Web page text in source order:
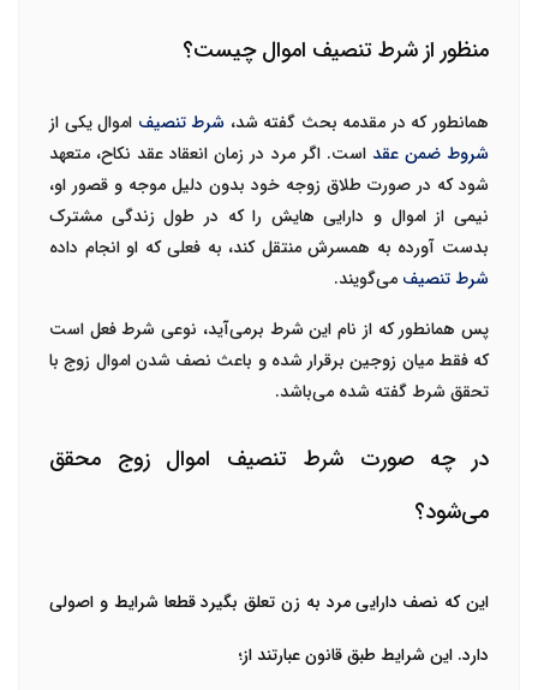
منظور از شرط تنصیف اموال چیست؟
همانطور که در مقدمه بحث گفته شد، شرط تنصیف اموال یکی از
شروط ضمن عقد است. اگر مرد در زمان انعقاد عقد نکاح، متعهد
شود که در صورت طلاق زوجه خود بدون دلیل موجه و قصور او،
نیمی از اموال و دارایی هایش را که در طول زندگی مشترک
بدست آورده به همسرش منتقل کند، به فعلی که او انجام داده
شرط تنصیف می‌گویند.
پس همانطور که از نام این شرط برمی‌آید، نوعی شرط فعل است
که فقط میان زوجین برقرار شده و باعث نصف شدن اموال زوج با
تحقق شرط گفته شده می‌باشد.
در چه صورت شرط تنصیف اموال زوج محقق
می‌شود؟
این که نصف دارایی مرد به زن تعلق بگیرد قطعا شرایط و اصولی
دارد. این شرایط طبق قانون عبارتند از؛